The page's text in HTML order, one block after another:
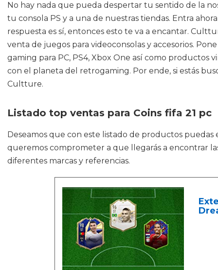
No hay nada que pueda despertar tu sentido de la
tu consola PS y a una de nuestras tiendas. Entra
respuesta es sí, entonces esto te va a encantar.
venta de juegos para videoconsolas y accesorios.
gaming para PC, PS4, Xbox One así como productos
con el planeta del retrogaming. Por ende, si estás
Cultture.
Listado top ventas para Coins fifa 21 pc
Deseamos que con este listado de productos
queremos comprometer a que llegarás a encontrar
diferentes marcas y referencias.